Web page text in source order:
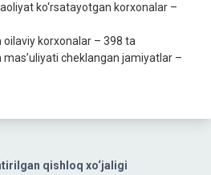
qishloq xo‘jaligi
ko‘rsatayotgan korxonalar –
korxonalar – 398 ta
cheklangan jamiyatlar –